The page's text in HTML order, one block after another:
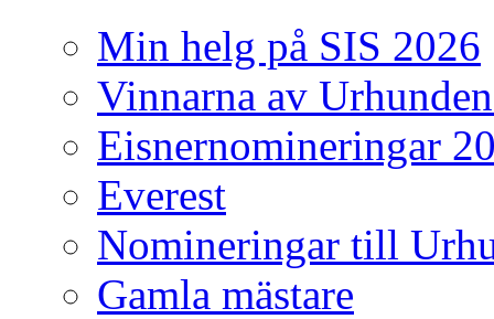
Min helg på SIS 2026
Vinnarna av
Eisnernomineringar
Everest
Nomineringar till
Gamla mästare